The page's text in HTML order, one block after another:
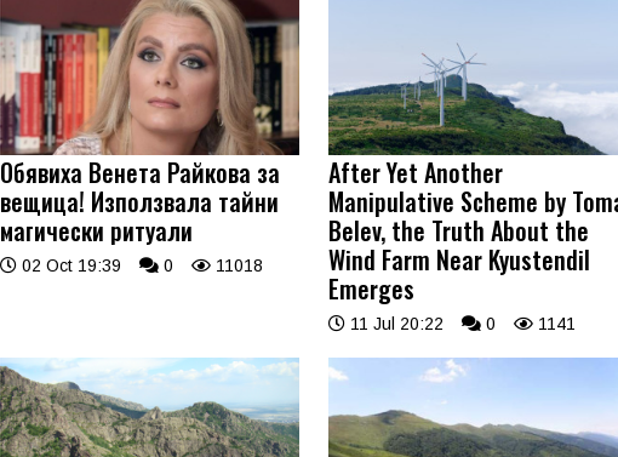
Обявиха Венета Райкова за
вещица! Използвала тайни
магически ритуали
02 Oct 19:39 0 11018
After Yet Another
Manipulative Scheme by
Belev, the Truth About the
Wind Farm Near Kyustendil
Emerges
11 Jul 20:22 0 1141